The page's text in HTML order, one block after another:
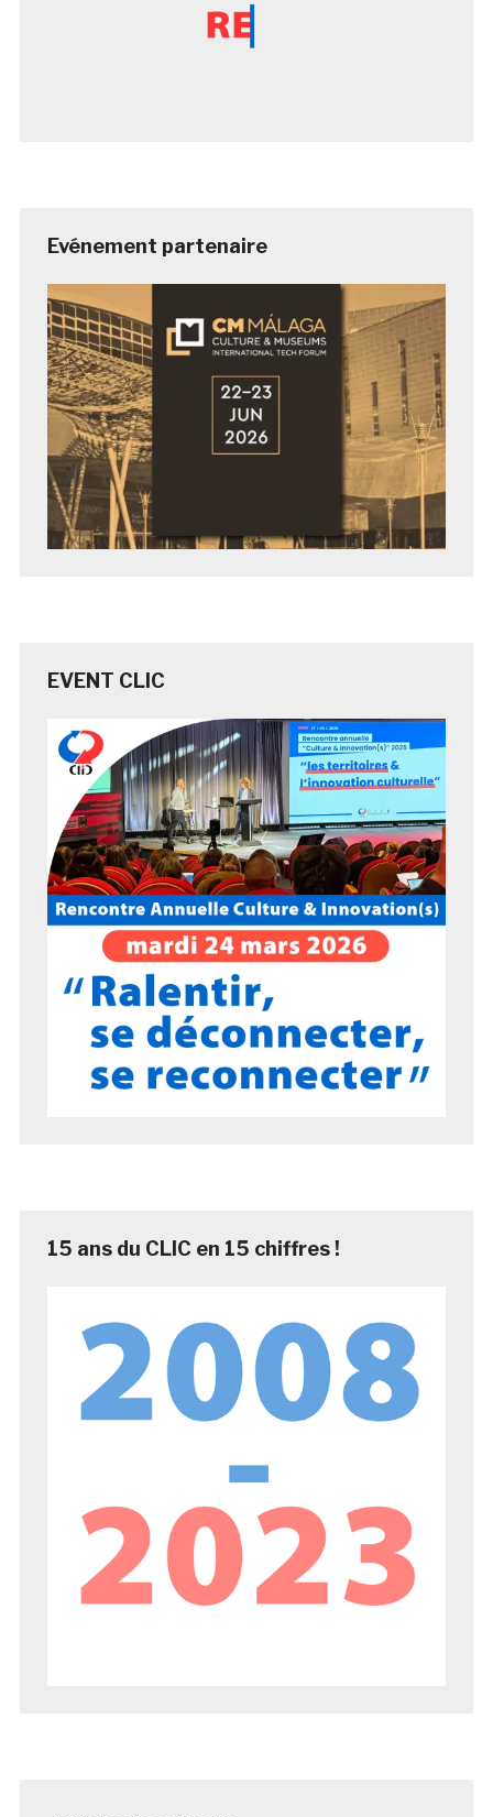
Evénement partenaire
EVENT CLIC
15 ans du CLIC en 15 chiffres !